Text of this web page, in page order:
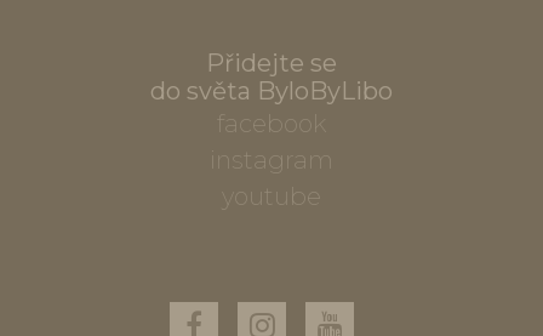
Přidejte se
do světa ByloByLibo
facebook
instagram
youtube